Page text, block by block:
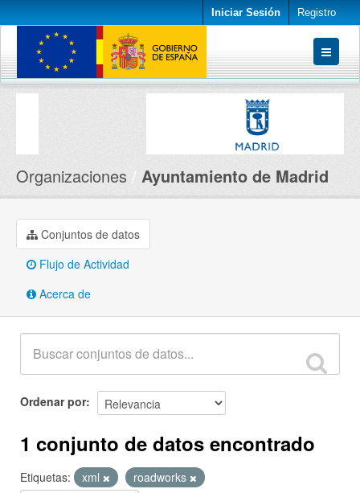
Iniciar Sesión Registro
Conjuntos de datos
Organizaciones Ayuntamiento de Madrid
Conjuntos de datos
Flujo de Actividad
Acerca de
Ordenar por
1 conjunto de datos encontrado
Etiquetas: xml
roadworks